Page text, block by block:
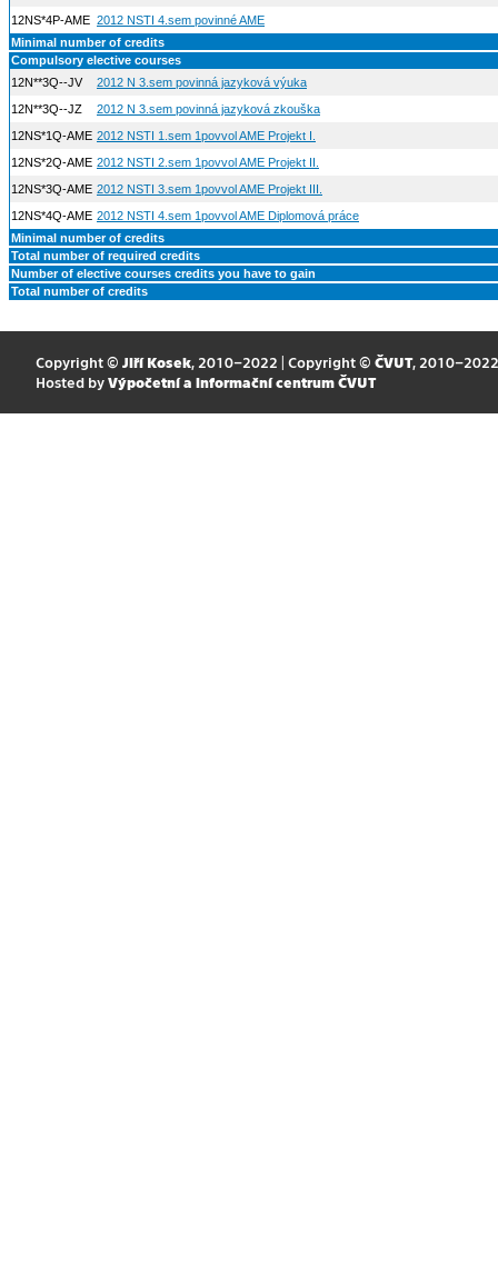
12NS*4P-AME 2012 NSTI 4.sem povinné AME
Minimal number of credits
Compulsory elective courses
12N**3Q--JV
2012 N 3.sem povinná jazyková výuka
12N**3Q--JZ
2012 N 3.sem povinná jazyková zkouška
12NS*1Q-AME 2012 NSTI 1.sem 1povvol AME Projekt I.
12NS*2Q-AME 2012 NSTI 2.sem 1povvol AME Projekt II.
12NS*3Q-AME 2012 NSTI 3.sem 1povvol AME Projekt III.
12NS*4Q-AME 2012 NSTI 4.sem 1povvol AME Diplomová práce
Minimal number of credits
Total number of required credits
Number of elective courses credits you have to gain
Total number of credits
Copyright © Jiří Kosek, 2010–2022 | Copyright © ČVUT, 2010–2022
Hosted by Výpočetní a informační centrum ČVUT